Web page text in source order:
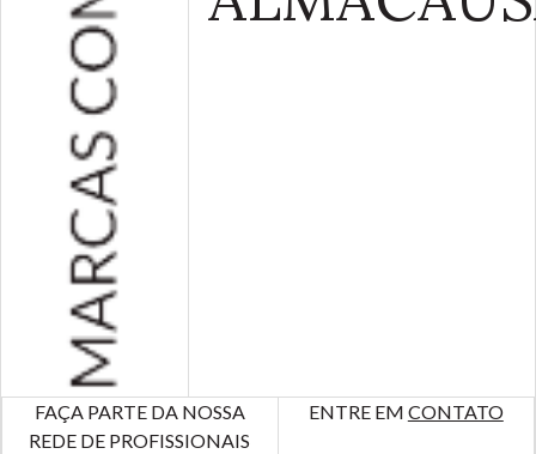
FAÇA PARTE DA NOSSA
REDE DE PROFISSIONAIS
ENTRE EM CONTATO